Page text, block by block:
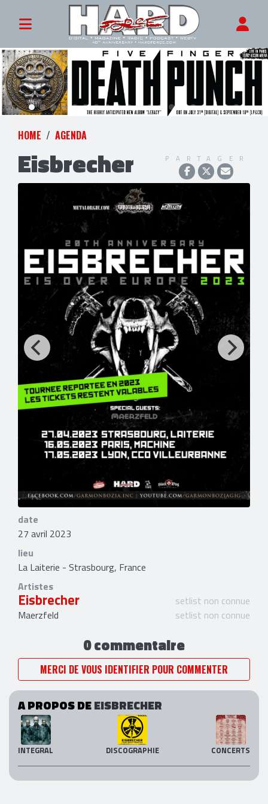
HOME AGENDA
Eisbrecher PARTAGER
date
27 avril 2023
lieu
La Laiterie - Strasbourg, France
Artistes
Eisbrecher
setlist non connue
Maerzfeld
setlist non connue
0 commentaire
MERCI DE VOUS IDENTIFIER POUR COMMENTER
A PROPOS DEEISBRECHER
INTEGRAL DISCOGRAPHIE CONCERTS